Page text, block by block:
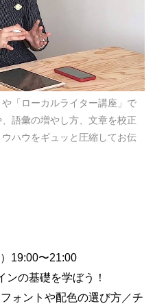
「ローカルライター講座」で
語彙の増やし方、文章を校正
ハウをギュッと圧縮してお伝
19:00〜21:00
ンの基礎を学ぼう！
ォントや配色の選び方／チ